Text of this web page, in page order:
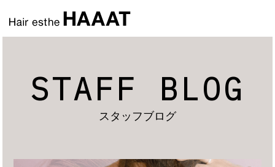
STAFF BLOG
スタッフブログ